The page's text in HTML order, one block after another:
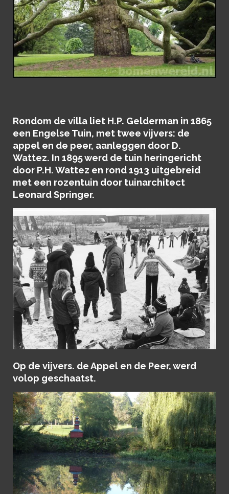
Rondom de villa liet H.P. Gelderman in 1865
een Engelse Tuin, met twee vijvers: de
appel en de peer, aanleggen door D.
Wattez. In 1895 werd de tuin heringericht
door P.H. Wattez en rond 1913 uitgebreid
met een rozentuin door tuinarchitect
Leonard Springer.
Op de vijvers. de Appel en de Peer, werd
volop geschaatst.